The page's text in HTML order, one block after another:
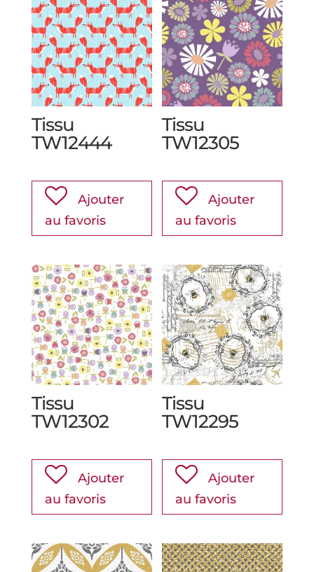
Tissu
TW12444
Ajouter
au favoris
Tissu
TW12305
Ajouter
au favoris
Tissu
TW12302
Ajouter
au favoris
Tissu
TW12295
Ajouter
au favoris